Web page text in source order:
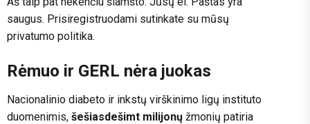
saugus. Prisiregistruodami sutinkate su mūsų
privatumo politika.
Rėmuo ir GERL nėra juokas
Nacionalinio diabeto ir inkstų virškinimo ligų instituto
duomenimis, šešiasdešimt milijonų žmonių patiria